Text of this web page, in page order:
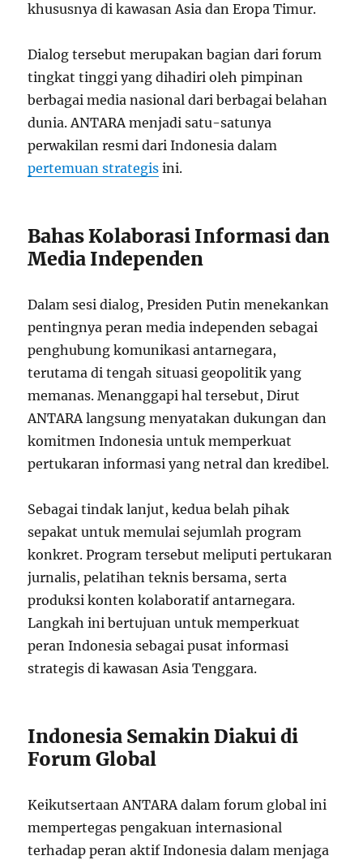
khususnya di kawasan Asia dan Eropa Timur.
Dialog tersebut merupakan bagian dari forum
tingkat tinggi yang dihadiri oleh pimpinan
berbagai media nasional dari berbagai belahan
dunia. ANTARA menjadi satu-satunya
perwakilan resmi dari Indonesia dalam
pertemuan strategis ini.
Bahas Kolaborasi Informasi dan
Media Independen
Dalam sesi dialog, Presiden Putin menekankan
pentingnya peran media independen sebagai
penghubung komunikasi antarnegara,
terutama di tengah situasi geopolitik yang
memanas. Menanggapi hal tersebut, Dirut
ANTARA langsung menyatakan dukungan dan
komitmen Indonesia untuk memperkuat
pertukaran informasi yang netral dan kredibel.
Sebagai tindak lanjut, kedua belah pihak
sepakat untuk memulai sejumlah program
konkret. Program tersebut meliputi pertukaran
jurnalis, pelatihan teknis bersama, serta
produksi konten kolaboratif antarnegara.
Langkah ini bertujuan untuk memperkuat
peran Indonesia sebagai pusat informasi
strategis di kawasan Asia Tenggara.
Indonesia Semakin Diakui di
Forum Global
Keikutsertaan ANTARA dalam forum global ini
mempertegas pengakuan internasional
terhadap peran aktif Indonesia dalam menjaga